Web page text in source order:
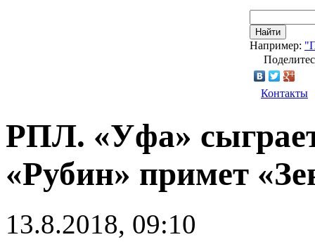
Найти
Например:
Контакты
РПЛ. «Уфа»
«Рубин» примет
13.8.2018, 09:10